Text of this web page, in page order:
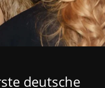
deutsche